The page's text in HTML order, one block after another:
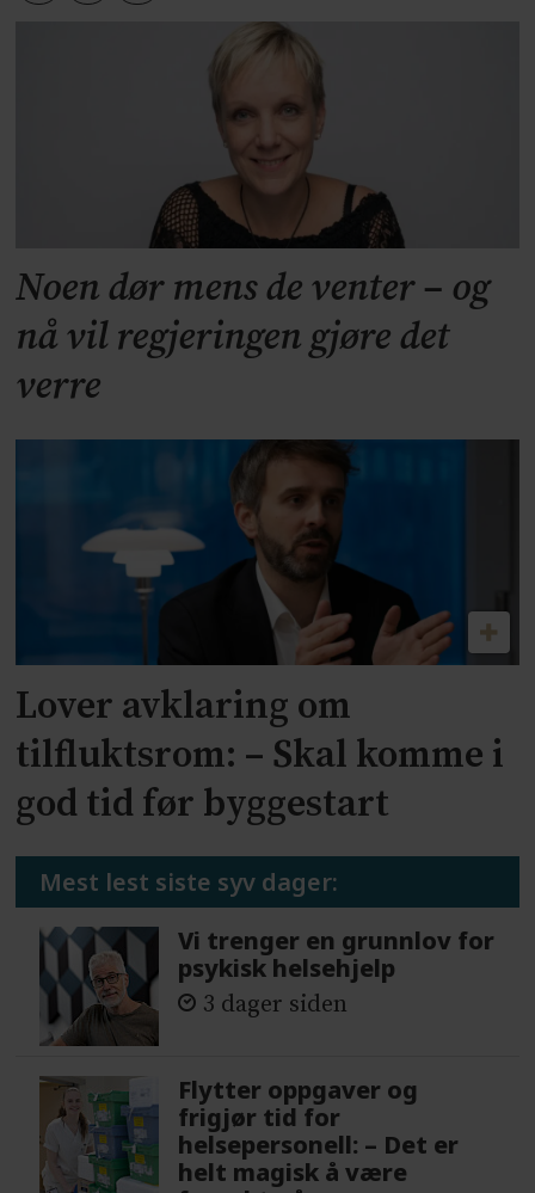
Noen dør mens de venter – og
nå vil regjeringen gjøre det
verre
Lover avklaring om
tilfluktsrom: – Skal komme i
god tid før byggestart
Mest lest siste syv dager:
Vi trenger en grunnlov for
psykisk helsehjelp
3 dager siden
Flytter oppgaver og
frigjør tid for
helsepersonell: – Det er
helt magisk å være